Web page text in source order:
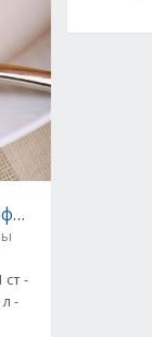
рецепт
ст -
-